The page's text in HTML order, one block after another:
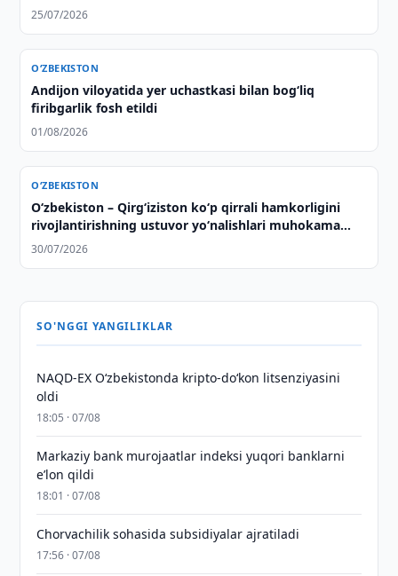
25/07/2026
O‘ZBEKISTON
Andijon viloyatida yer uchastkasi bilan bog‘liq
firibgarlik fosh etildi
01/08/2026
O‘ZBEKISTON
Oʻzbekiston – Qirgʻiziston koʻp qirrali hamkorligini
rivojlantirishning ustuvor yoʻnalishlari muhokama
qilindi
30/07/2026
SO'NGGI YANGILIKLAR
NAQD-EX O‘zbekistonda kripto-do‘kon litsenziyasini
oldi
18:05 · 07/08
Markaziy bank murojaatlar indeksi yuqori banklarni
eʼlon qildi
18:01 · 07/08
Chorvachilik sohasida subsidiyalar ajratiladi
17:56 · 07/08